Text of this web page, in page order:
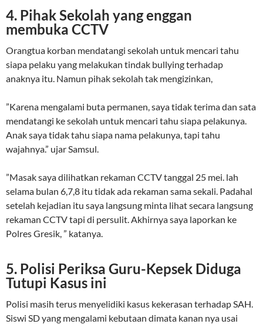
4. Pihak Sekolah yang enggan
membuka CCTV
Orangtua korban mendatangi sekolah untuk mencari tahu
siapa pelaku yang melakukan tindak bullying terhadap
anaknya itu. Namun pihak sekolah tak mengizinkan,
”Karena mengalami buta permanen, saya tidak terima dan sata
mendatangi ke sekolah untuk mencari tahu siapa pelakunya.
Anak saya tidak tahu siapa nama pelakunya, tapi tahu
wajahnya.” ujar Samsul.
”Masak saya dilihatkan rekaman CCTV tanggal 25 mei. lah
selama bulan 6,7,8 itu tidak ada rekaman sama sekali. Padahal
setelah kejadian itu saya langsung minta lihat secara langsung
rekaman CCTV tapi di persulit. Akhirnya saya laporkan ke
Polres Gresik, ” katanya.
5. Polisi Periksa Guru-Kepsek Diduga
Tutupi Kasus ini
Polisi masih terus menyelidiki kasus kekerasan terhadap SAH.
Siswi SD yang mengalami kebutaan dimata kanan nya usai